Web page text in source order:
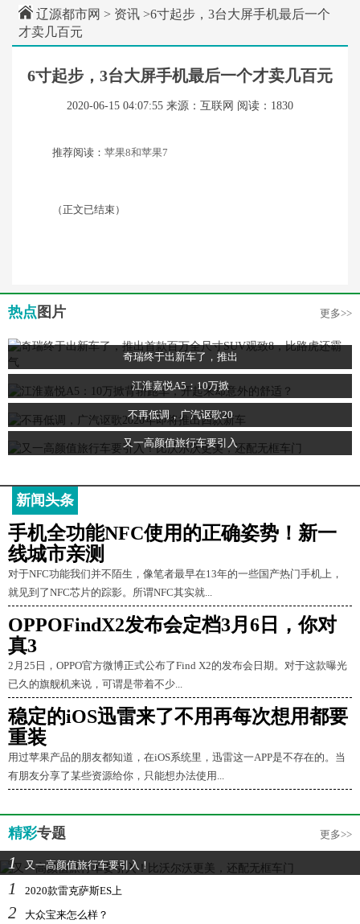
辽源都市网 > 资讯 >6寸起步，3台大屏手机最后一个
才卖几百元
6寸起步，3台大屏手机最后一个才卖几百元
2020-06-15 04:07:55 来源：互联网 阅读：1830
推荐阅读： 苹果8和苹果7
（正文已结束）
热点 图片 更多>>
奇瑞终于出新车了，推出
江淮嘉悦A5：10万掀
不再低调，广汽讴歌20
又一高颜值旅行车要引入
新闻头条
手机全功能NFC使用的正确姿势！新一
线城市亲测
对于NFC功能我们并不陌生，像笔者最早在13年的一些国产热门手机上，
就见到了NFC芯片的踪影。所谓NFC其实就...
OPPOFindX2发布会定档3月6日，你对
真3
2月25日，OPPO官方微博正式公布了Find X2的发布会日期。对于这款曝光
已久的旗舰机来说，可谓是带着不少...
稳定的iOS迅雷来了不用再每次想用都要
重装
用过苹果产品的朋友都知道，在iOS系统里，迅雷这一APP是不存在的。当
有朋友分享了某些资源给你，只能想办法使用...
精彩专题 更多>>
1 又一高颜值旅行车要引入！
1 2020款雷克萨斯ES上
2 大众宝来怎么样？